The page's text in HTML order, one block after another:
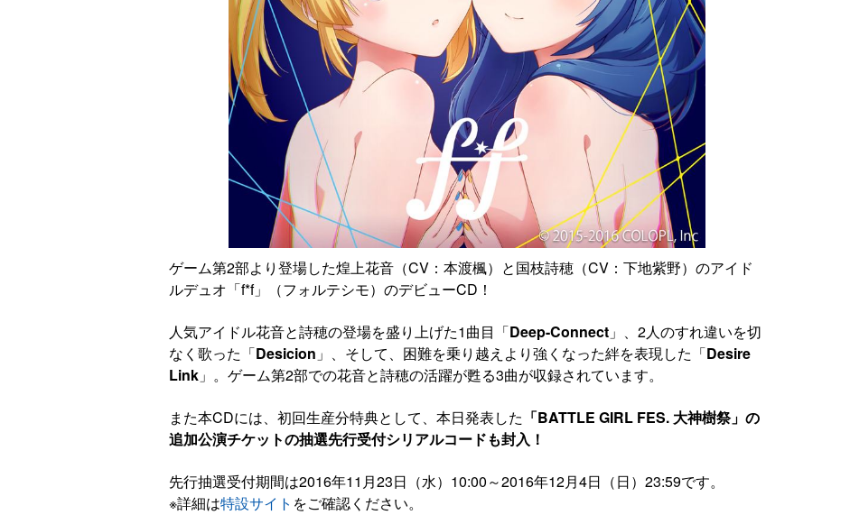
ゲーム第2部より登場した煌上花音（CV：本渡楓）と国枝詩穂（CV：下地紫野）のアイド
ルデュオ「f*f」（フォルテシモ）のデビューCD！
人気アイドル花音と詩穂の登場を盛り上げた1曲目「Deep-Connect 」、2人のすれ違いを切
なく歌った「Desicion 」、そして、困難を乗り越えより強くなった絆を表現した「Desire
Link 」。ゲーム第2部での花音と詩穂の活躍が甦る3曲が収録されています。
また本CDには、初回生産分特典として、本日発表した 「BATTLE GIRL FES. 大神樹祭」の
追加公演チケットの抽選先行受付シリアルコードも封入！
先行抽選受付期間は2016年11月23日（水）10:00～2016年12月4日（日）23:59です。
※詳細は特設サイト をご確認ください。